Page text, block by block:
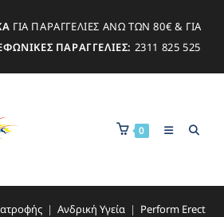
ΓΙΑ ΠΑΡΑΓΓΕΛΙΕΣ ΑΝΩ ΤΩΝ 80€ & ΓΙΑ
ΠΑΡΑΓΓΕΛΙΕΣ: 2311 825 525
0
| Ανδρική Υγεία | Perform Erect